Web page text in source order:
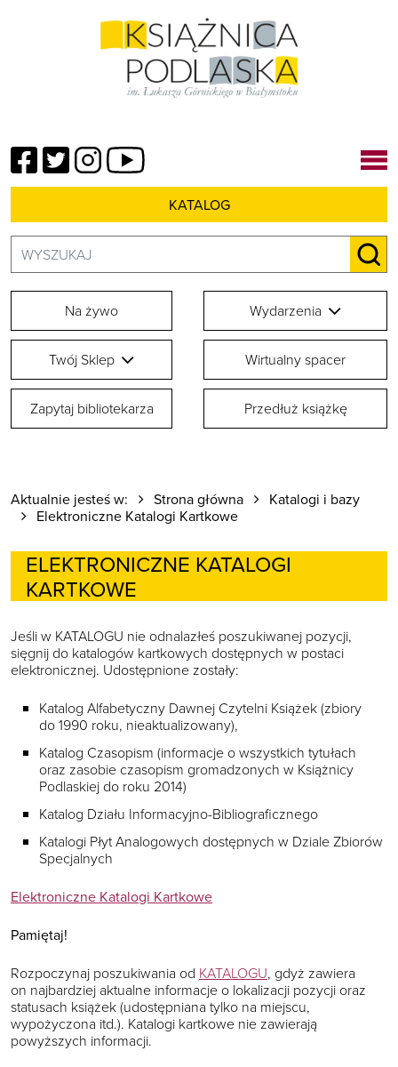
KATALOG
Facebook
TwitterInstagram
YouTube
Na żywo Wydarzenia
Twój Sklep Wirtualny spacer
Zapytaj bibliotekarza Przedłuż książkę
Aktualnie jesteś w: Strona główna
Katalogi i bazy
Elektroniczne Katalogi Kartkowe
ELEKTRONICZNE KATALOGI
KARTKOWE
Jeśli w KATALOGU nie odnalazłeś poszukiwanej pozycji,
sięgnij do katalogów kartkowych dostępnych w postaci
elektronicznej. Udostępnione zostały:
Katalog Alfabetyczny Dawnej Czytelni Książek (zbiory
do 1990 roku, nieaktualizowany),
Katalog Czasopism (informacje o wszystkich tytułach
oraz zasobie czasopism gromadzonych w Książnicy
Podlaskiej do roku 2014)
Katalog Działu Informacyjno-Bibliograficznego
Katalogi Płyt Analogowych dostępnych w Dziale Zbiorów
Specjalnych
Elektroniczne Katalogi Kartkowe
Pamiętaj!
Rozpoczynaj poszukiwania od KATALOGU, gdyż zawiera
on najbardziej aktualne informacje o lokalizacji pozycji oraz
statusach książek (udostępniana tylko na miejscu,
wypożyczona itd.). Katalogi kartkowe nie zawierają
powyższych informacji.